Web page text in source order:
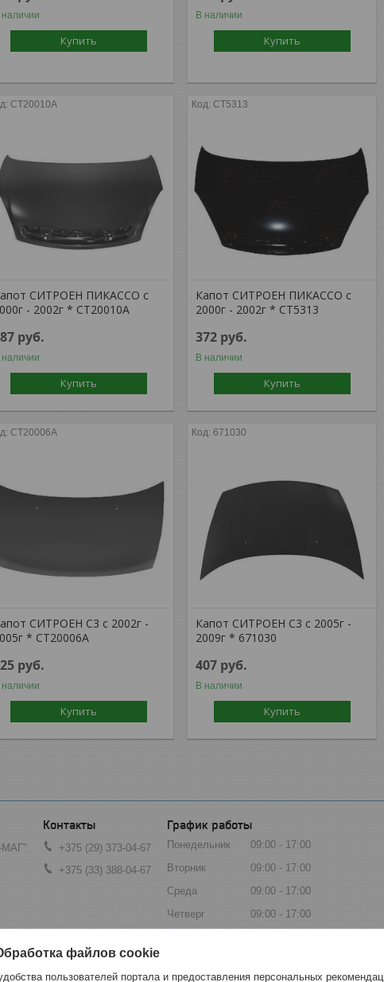
наличии
Купить
В наличии
Купить
CT20010A
СИТРОЕН ПИКАССО с
- 2002г * CT20010A
руб.
наличии
Купить
CT5313
Капот СИТРОЕН ПИКАССО с
2000г - 2002г * CT5313
372 руб.
В наличии
Купить
CT20006A
СИТРОЕН С3 с 2002г -
* CT20006A
руб.
наличии
Купить
671030
Капот СИТРОЕН С3 с 2005г -
2009г * 671030
407 руб.
В наличии
Купить
МАГ"
+375 (29) 373-04-67
+375 (33) 388-04-67
График работы
Понедельник 09:00
17:00
Вторник
09:00
17:00
Среда
09:00
17:00
Четверг
09:00
17:00
файлов cookie
пользователей портала и предоставления персональных